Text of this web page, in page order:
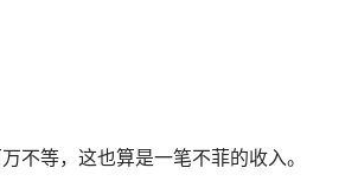
不等，这也算是一笔不菲的收入。